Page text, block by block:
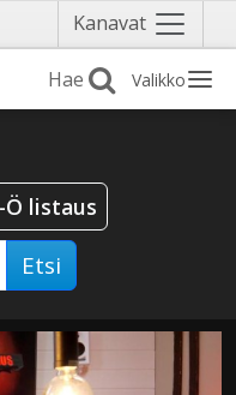
Kanavat Näytä
valikko
Valikko
Ö listaus
Etsi